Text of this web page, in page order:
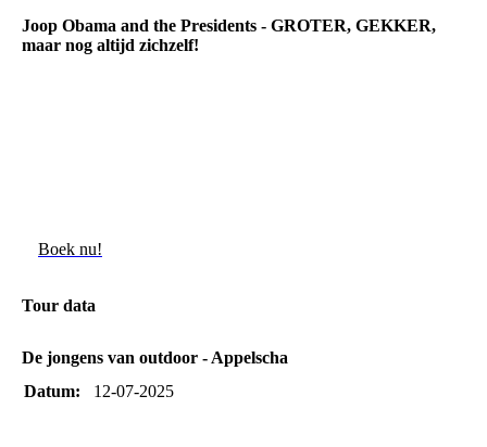
Joop Obama and the Presidents - GROTER, GEKKER,
maar nog altijd zichzelf!
Boek nu!
Tour data
De jongens van outdoor - Appelscha
Datum:
12-07-2025